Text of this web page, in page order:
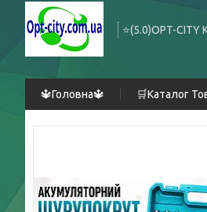
⭐️(5.0)OPT-CITY
🔱Головна🔱 🛒Каталог